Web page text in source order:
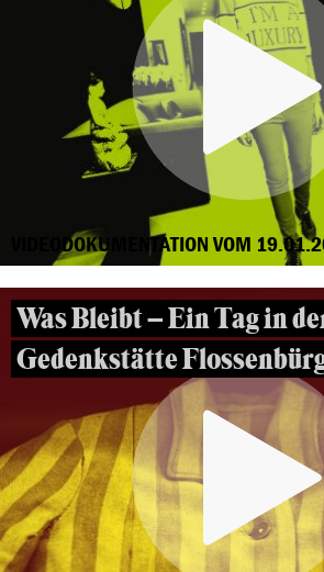
VIDEODOKUMENTATION VOM
Was Bleibt – Ein Tag in
Gedenkstätte